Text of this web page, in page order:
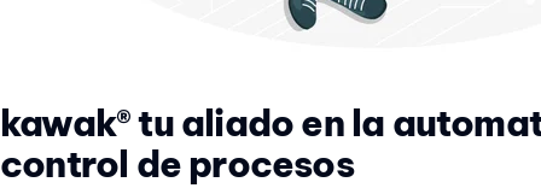
kawak® tu aliado en la
control de procesos